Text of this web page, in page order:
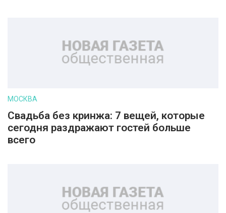
МОСКВА
Свадьба без кринжа: 7 вещей, которые
сегодня раздражают гостей больше
всего